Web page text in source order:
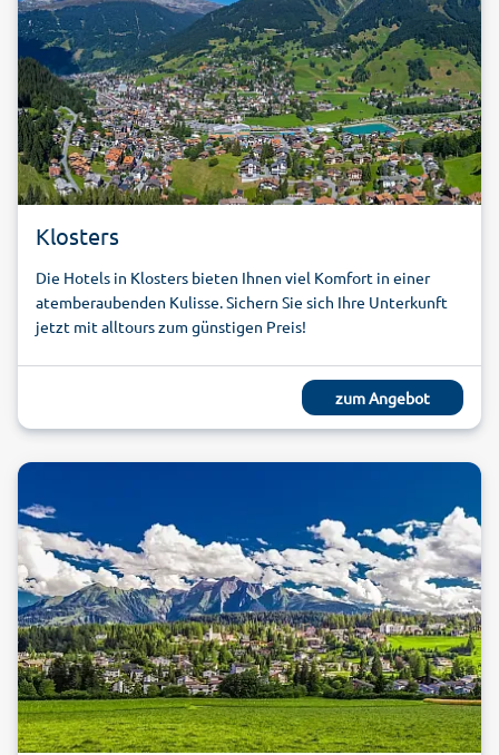
Klosters
Die Hotels in Klosters bieten Ihnen viel Komfort in einer
atemberaubenden Kulisse. Sichern Sie sich Ihre Unterkunft
jetzt mit alltours zum günstigen Preis!
zum Angebot